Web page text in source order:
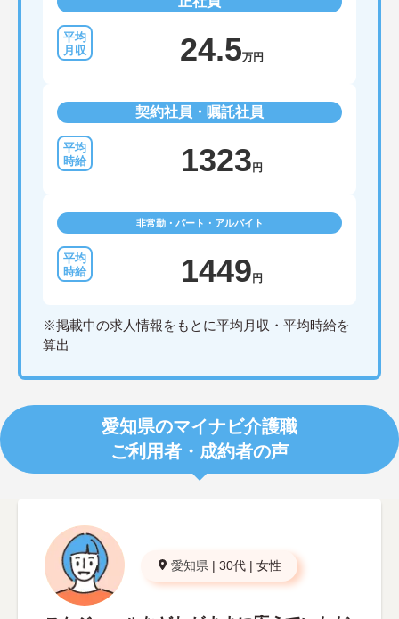
24.5万円
契約社員・嘱託社員
1323 円
非常勤・パート・アルバイト
1449 円
※掲載中の求人情報をもとに平均月収・平均時給を
算出
愛知県のマイナビ介護職
ご利用者・成約者の声
愛知県 | 30代 | 女性